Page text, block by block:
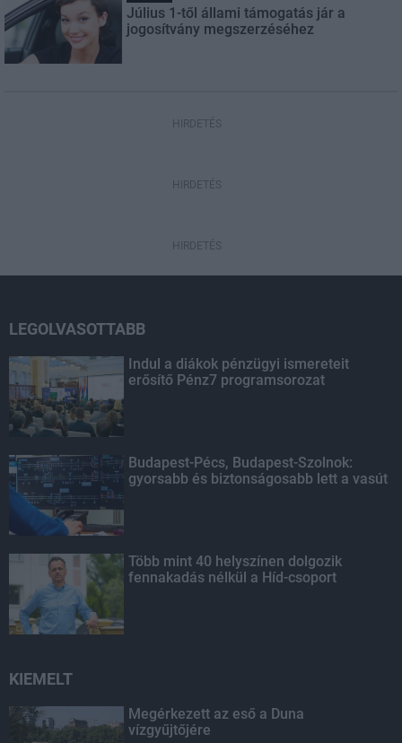
Július 1-től állami támogatás jár a
jogosítvány megszerzéséhez
HIRDETÉS
HIRDETÉS
HIRDETÉS
LEGOLVASOTTABB
Indul a diákok pénzügyi ismereteit
erősítő Pénz7 programsorozat
Budapest-Pécs, Budapest-Szolnok:
gyorsabb és biztonságosabb lett a vasút
Több mint 40 helyszínen dolgozik
fennakadás nélkül a Híd-csoport
KIEMELT
Megérkezett az eső a Duna
vízgyűjtőjére